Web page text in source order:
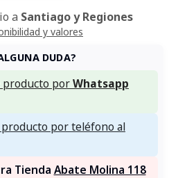
a Santiago y Regiones
y valores
DUDA?
producto porWhatsapp
por teléfono al
Tienda Abate Molina 118